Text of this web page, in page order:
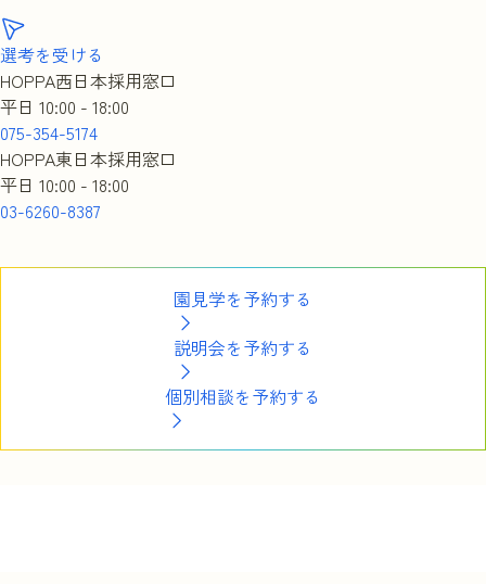
選考を受ける
HOPPA西日本採用窓口
平日 10:00 - 18:00
075-354-5174
HOPPA東日本採用窓口
平日 10:00 - 18:00
03-6260-8387
園見学を予約する
説明会を予約する
個別相談を予約する